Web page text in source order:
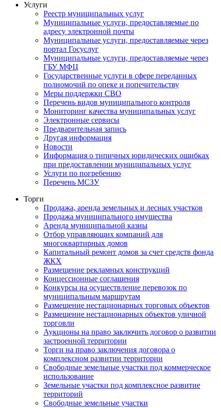
Услуги
Реестр муниципальных услуг
Муниципальные услуги, предоставляемые по
адресу электронной почты
Муниципальные услуги, предоставляемые через
портал Госуслуг
Муниципальные услуги, предоставляемые через
ГБУ МФЦ
Государственные услуги в сфере переданных
полномочий по опеке и попечительству
Меры поддержки СВО
Перечень видов муниципального контроля
Мониторинг качества муниципальных услуг
Электронные сервисы
Предварительная запись
Другая информация
Новости
Информация о типичных юридических ошибках
при предоставлении муниципальных услуг
Услуги по погребению
Перечень МСЗУ
Торги
Продажа, аренда земельных и лесных участков
Продажа муниципального имущества
Аренда муниципальной казны
Отбор управляющих компаний для
многоквартирных домов
Капитальный ремонт домов за счет средств фонда
ЖКХ
Размещение рекламных конструкций
Концессионные соглашения
Конкурсы на осуществление перевозок по
муниципальным маршрутам
Размещение нестационарных торговых объектов
Размещение нестационарных объектов уличной
торговли
Аукционы на право заключить договор о развитии
застроенной территории
Торги на право заключения договора о
комплексном развитии территории
Свободные земельные участки под коммерческое
использование
Земельные участки под комплексное развитие
территорий
Свободные земельные участки